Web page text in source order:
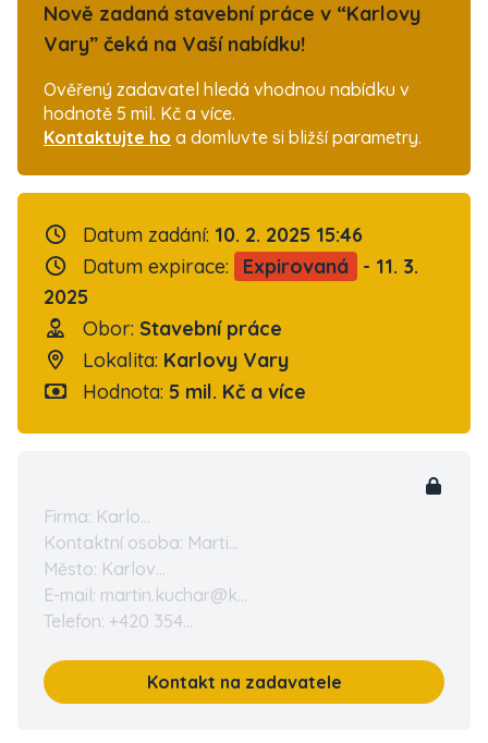
Nově zadaná stavební práce v “Karlovy
Vary” čeká na Vaší nabídku!
Ověřený zadavatel hledá vhodnou nabídku v
hodnotě 5 mil. Kč a více.
Kontaktujte ho a domluvte si bližší parametry.
Datum zadání: 10. 2. 2025 15:46
Datum expirace:
Expirovaná
- 11. 3.
2025
Obor: Stavební práce
Lokalita: Karlovy Vary
Hodnota: 5 mil. Kč a více
Firma: Karlo...
Kontaktní osoba: Marti...
Město: Karlov...
E-mail: martin.kuchar@k...
Telefon: +420 354...
Kontakt na zadavatele